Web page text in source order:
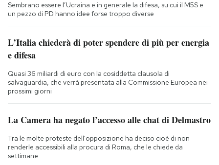
Sembrano essere l’Ucraina e in generale la difesa, su cui il M5S e
un pezzo di PD hanno idee forse troppo diverse
L’Italia chiederà di poter spendere di più per energia
e difesa
Quasi 36 miliardi di euro con la cosiddetta clausola di
salvaguardia, che verrà presentata alla Commissione Europea nei
prossimi giorni
La Camera ha negato l’accesso alle chat di Delmastro
Tra le molte proteste dell'opposizione ha deciso cioè di non
renderle accessibili alla procura di Roma, che le chiede da
settimane